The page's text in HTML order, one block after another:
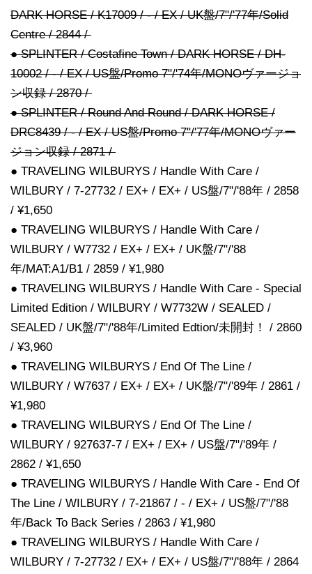
DARK HORSE / K17009 / - / EX / UK盤/7"/'77年/Solid
Centre / 2844 /
● SPLINTER / Costafine Town / DARK HORSE / DH-
10002 / - / EX / US盤/Promo 7"/'74年/MONOヴァージョ
ン収録 / 2870 /
● SPLINTER / Round And Round / DARK HORSE /
DRC8439 / - / EX / US盤/Promo 7"/'77年/MONOヴァー
ジョン収録 / 2871 /
● TRAVELING WILBURYS / Handle With Care /
WILBURY / 7-27732 / EX+ / EX+ / US盤/7"/'88年 / 2858
/ ¥1,650
● TRAVELING WILBURYS / Handle With Care /
WILBURY / W7732 / EX+ / EX+ / UK盤/7"/'88
年/MAT:A1/B1 / 2859 / ¥1,980
● TRAVELING WILBURYS / Handle With Care - Special
Limited Edition / WILBURY / W7732W / SEALED /
SEALED / UK盤/7"/'88年/Limited Edtion/未開封！ / 2860
/ ¥3,960
● TRAVELING WILBURYS / End Of The Line /
WILBURY / W7637 / EX+ / EX+ / UK盤/7"/'89年 / 2861 /
¥1,980
● TRAVELING WILBURYS / End Of The Line /
WILBURY / 927637-7 / EX+ / EX+ / US盤/7"/'89年 /
2862 / ¥1,650
● TRAVELING WILBURYS / Handle With Care - End Of
The Line / WILBURY / 7-21867 / - / EX+ / US盤/7"/'88
年/Back To Back Series / 2863 / ¥1,980
● TRAVELING WILBURYS / Handle With Care /
WILBURY / 7-27732 / EX+ / EX+ / US盤/7"/'88年 / 2864